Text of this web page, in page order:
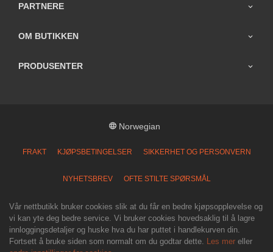
PARTNERE
OM BUTIKKEN
PRODUSENTER
Norwegian
FRAKT KJØPSBETINGELSER SIKKERHET OG PERSONVERN
NYHETSBREV OFTE STILTE SPØRSMÅL
Vår nettbutikk bruker cookies slik at du får en bedre kjøpsopplevelse og
vi kan yte deg bedre service. Vi bruker cookies hovedsaklig til å lagre
innloggingsdetaljer og huske hva du har puttet i handlekurven din.
Fortsett å bruke siden som normalt om du godtar dette.
Les mer eller